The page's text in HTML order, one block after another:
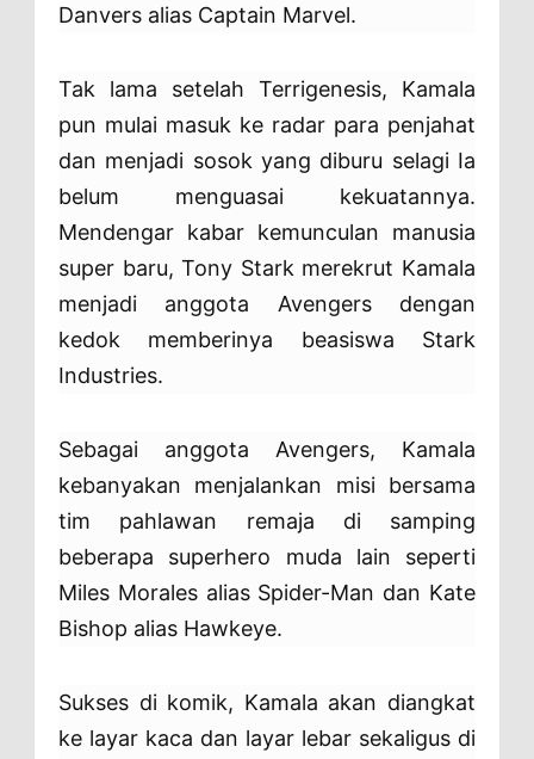
Danvers alias Captain Marvel.
Tak lama setelah Terrigenesis, Kamala
pun mulai masuk ke radar para penjahat
dan menjadi sosok yang diburu selagi Ia
belum menguasai kekuatannya.
Mendengar kabar kemunculan manusia
super baru, Tony Stark merekrut Kamala
menjadi anggota Avengers dengan
kedok memberinya beasiswa Stark
Industries.
Sebagai anggota Avengers, Kamala
kebanyakan menjalankan misi bersama
tim pahlawan remaja di samping
beberapa superhero muda lain seperti
Miles Morales alias Spider-Man dan Kate
Bishop alias Hawkeye.
Sukses di komik, Kamala akan diangkat
ke layar kaca dan layar lebar sekaligus di